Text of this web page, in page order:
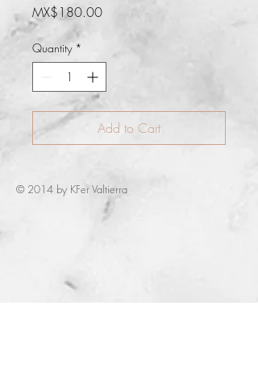
MX$180.00Price
Quantity *
Add to Cart
© 2014 by KFer Valtierra